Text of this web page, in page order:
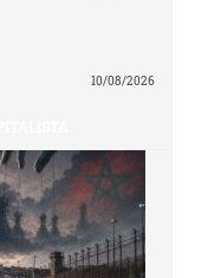
10/08/2026